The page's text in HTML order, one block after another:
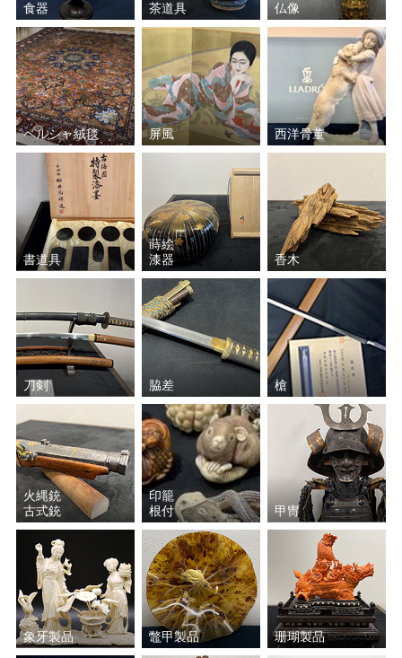
食器 茶道具 仏像
ペルシャ絨毯 屏風 西洋骨董
書道具
蒔絵
漆器
香木
刀剣 脇差 槍
火縄銃
古式銃
印籠
根付
甲冑
象牙製品 鼈甲製品 珊瑚製品